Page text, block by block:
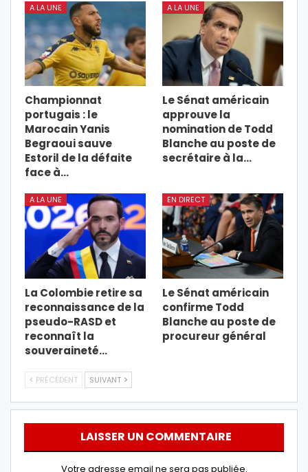
A LA UNE
Championnat
portugais : le
Marocain Yanis
Begraoui sauve
Estoril de la défaite
face à…
A LA UNE
Le Sénat américain
approuve la
nomination de Todd
Blanche au poste de
secrétaire à la…
A LA UNE
La Colombie retire sa
reconnaissance de la
pseudo-RASD et
reconnaît la
souveraineté…
EN DIRECT
Le Sénat américain
confirme Todd
Blanche au poste de
procureur général
PRÉCÉDENT SUIVANT
LAISSER UN COMMENTAIRE
Votre adresse email ne sera pas publiée.